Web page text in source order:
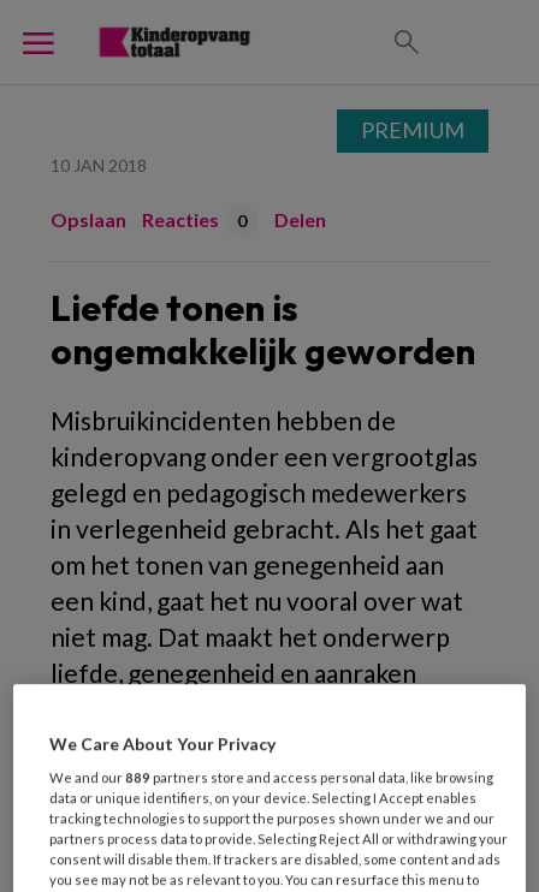
10 JAN 2018
Opslaan Reacties 0 Delen
Liefde tonen is
ongemakkelijk geworden
Misbruikincidenten hebben de
kinderopvang onder een vergrootglas
gelegd en pedagogisch medewerkers
in verlegenheid gebracht. Als het gaat
om het tonen van genegenheid aan
een kind, gaat het nu vooral over wat
niet mag. Dat maakt het onderwerp
liefde, genegenheid en aanraken
ook zo belangrijk is! Tijd voor een
omslag. Wat mag er wél? En hoe moet
je het thema professioneel benaderen
in plaats van alleen maar gevoelsmatig?
PREMIUM
We Care About Your Privacy
We and our889 partners store and access personal data, like browsing
data or unique identifiers, on your device. Selecting I Accept enables
tracking technologies to support the purposes shown under we and our
partners process data to provide. Selecting Reject All or withdrawing your
consent will disable them. If trackers are disabled, some content and ads
you see may not be as relevant to you. You can resurface this menu to